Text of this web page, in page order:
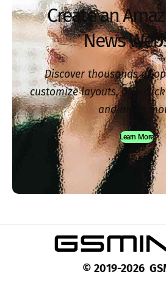
Create an
News
Discover thousands of
customize layouts, one-
and much
Learn More
© 2019-2026